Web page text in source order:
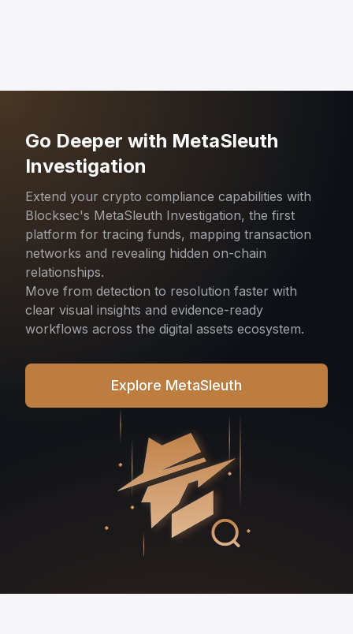
Go Deeper with MetaSleuth
Investigation
Extend your crypto compliance capabilities with
Blocksec's MetaSleuth Investigation, the first
platform for tracing funds, mapping transaction
networks and revealing hidden on-chain
relationships.
Move from detection to resolution faster with
clear visual insights and evidence-ready
workflows across the digital assets ecosystem.
Explore MetaSleuth